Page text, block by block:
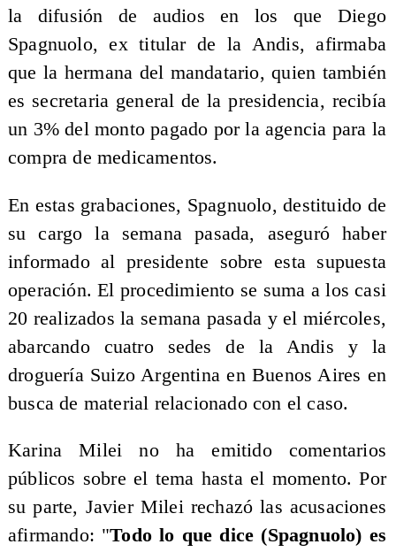
la difusión de audios en los que Diego
Spagnuolo, ex titular de la Andis, afirmaba
que la hermana del mandatario, quien también
es secretaria general de la presidencia, recibía
un 3% del monto pagado por la agencia para la
compra de medicamentos.
En estas grabaciones, Spagnuolo, destituido de
su cargo la semana pasada, aseguró haber
informado al presidente sobre esta supuesta
operación. El procedimiento se suma a los casi
20 realizados la semana pasada y el miércoles,
abarcando cuatro sedes de la Andis y la
droguería Suizo Argentina en Buenos Aires en
busca de material relacionado con el caso.
Karina Milei no ha emitido comentarios
públicos sobre el tema hasta el momento. Por
su parte, Javier Milei rechazó las acusaciones
afirmando: "Todo lo que dice (Spagnuolo) es